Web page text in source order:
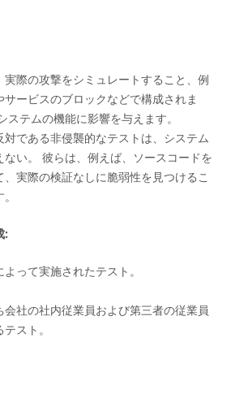
際の攻撃をシミュレートすること、例
サービスのブロックなどで構成されま
ステムの機能に影響を与えます。
である非侵襲的なテストは、システム
い。 彼らは、例えば、ソースコードを
、実際の検証なしに脆弱性を見つけるこ
:
って実施されたテスト。
社の社内従業員および第三者の従業員
スト。